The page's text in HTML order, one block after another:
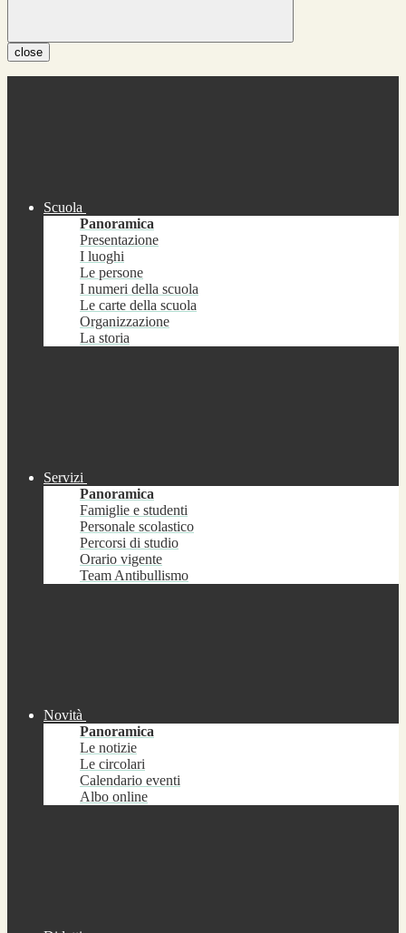
close
Scuola
Panoramica
Presentazione
I luoghi
Le persone
I numeri della scuola
Le carte della scuola
Organizzazione
La storia
Servizi
Panoramica
Famiglie e studenti
Personale scolastico
Percorsi di studio
Orario vigente
Team Antibullismo
Novità
Panoramica
Le notizie
Le circolari
Calendario eventi
Albo online